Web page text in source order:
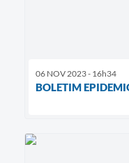
06 NOV 2023 - 16h34
BOLETIM